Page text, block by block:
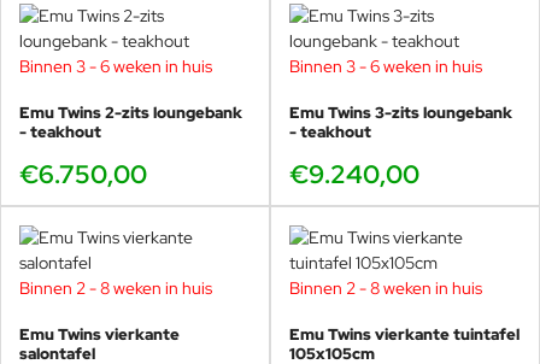
Binnen 3 - 6 weken in huis
Emu Twins 2-zits loungebank
- teakhout
€6.750,00
Binnen 3 - 6 weken in huis
Emu Twins 3-zits loungebank
- teakhout
€9.240,00
Binnen 2 - 8 weken in huis
Emu Twins vierkante
salontafel
Binnen 2 - 8 weken in huis
Emu Twins vierkante tuintafel
105x105cm